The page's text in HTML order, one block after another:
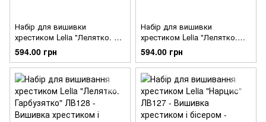
Набір для вишивки
хрестиком Lelia "Лелятко. На
добраніч" ЛВ130
594.00 грн
Набір для вишивки
хрестиком Lelia "Лелятко.
Затишне чаювання" ЛВ129
594.00 грн